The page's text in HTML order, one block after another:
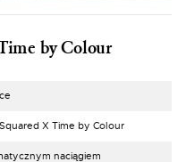
by Colour
X Time by Colour
naciągiem